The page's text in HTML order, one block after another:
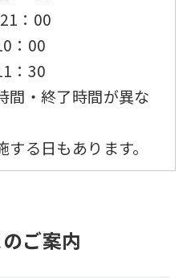
：00
：00
：30
間・終了時間が異な
る日もあります。
ご案内